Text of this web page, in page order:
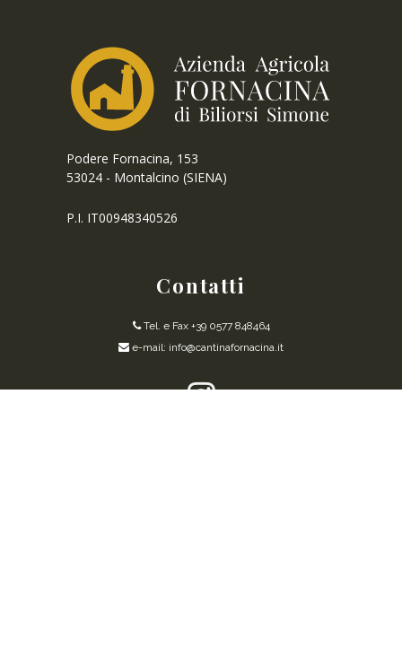
Podere Fornacina, 153
53024 - Montalcino (SIENA)
P.I. IT00948340526
Contatti
Tel. e Fax +39 0577 848464
e-mail: info@cantinafornacina.it